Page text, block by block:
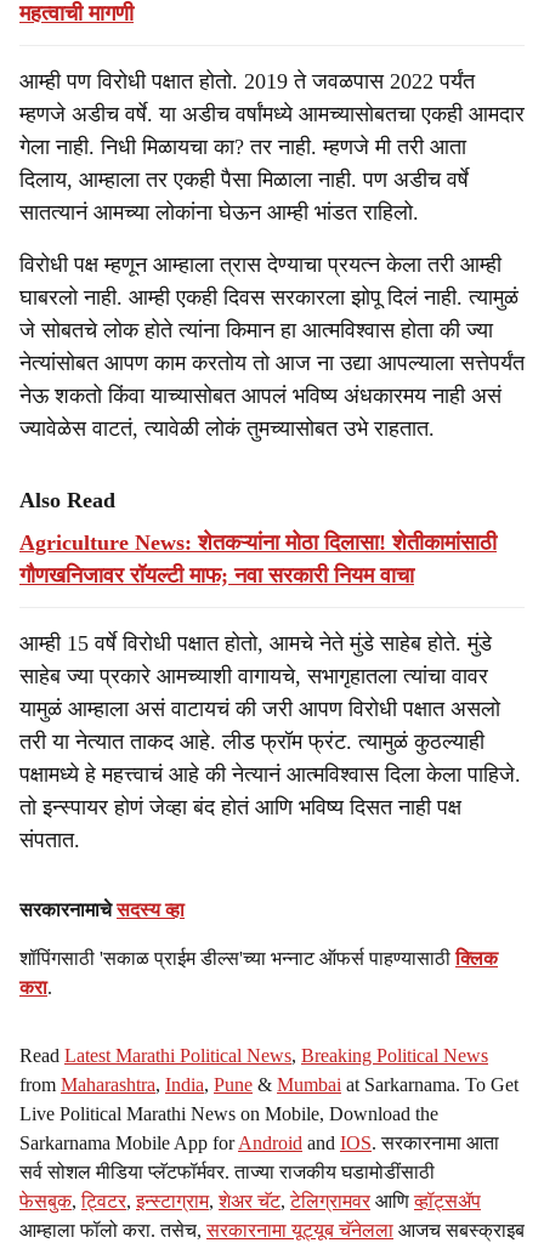
महत्वाची मागणी
आम्ही पण विरोधी पक्षात होतो. 2019 ते जवळपास 2022 पर्यंत
म्हणजे अडीच वर्षे. या अडीच वर्षांमध्ये आमच्यासोबतचा एकही आमदार
गेला नाही. निधी मिळायचा का? तर नाही. म्हणजे मी तरी आता
दिलाय, आम्हाला तर एकही पैसा मिळाला नाही. पण अडीच वर्षे
सातत्यानं आमच्या लोकांना घेऊन आम्ही भांडत राहिलो.
विरोधी पक्ष म्हणून आम्हाला त्रास देण्याचा प्रयत्न केला तरी आम्ही
घाबरलो नाही. आम्ही एकही दिवस सरकारला झोपू दिलं नाही. त्यामुळं
जे सोबतचे लोक होते त्यांना किमान हा आत्मविश्वास होता की ज्या
नेत्यांसोबत आपण काम करतोय तो आज ना उद्या आपल्याला सत्तेपर्यंत
नेऊ शकतो किंवा याच्यासोबत आपलं भविष्य अंधकारमय नाही असं
ज्यावेळेस वाटतं, त्यावेळी लोकं तुमच्यासोबत उभे राहतात.
Also Read
Agriculture News: शेतकऱ्यांना मोठा दिलासा! शेतीकामांसाठी
गौणखनिजावर रॉयल्टी माफ; नवा सरकारी नियम वाचा
आम्ही 15 वर्षे विरोधी पक्षात होतो, आमचे नेते मुंडे साहेब होते. मुंडे
साहेब ज्या प्रकारे आमच्याशी वागायचे, सभागृहातला त्यांचा वावर
यामुळं आम्हाला असं वाटायचं की जरी आपण विरोधी पक्षात असलो
तरी या नेत्यात ताकद आहे. लीड फ्रॉम फ्रंट. त्यामुळं कुठल्याही
पक्षामध्ये हे महत्त्वाचं आहे की नेत्यानं आत्मविश्वास दिला केला पाहिजे.
तो इन्स्पायर होणं जेव्हा बंद होतं आणि भविष्य दिसत नाही पक्ष
संपतात.
सरकारनामाचेसदस्य व्हा
शॉपिंगसाठी 'सकाळ प्राईम डील्स'च्या भन्नाट ऑफर्स पाहण्यासाठीक्लिक
करा.
Read Latest Marathi Political News, Breaking Political News
from Maharashtra, India, Pune & Mumbai at Sarkarnama. To Get
Live Political Marathi News on Mobile, Download the
Sarkarnama Mobile App forAndroid and IOS. सरकारनामा आता
सर्व सोशल मीडिया प्लॅटफॉर्मवर. ताज्या राजकीय घडामोडींसाठी
फेसबुक,ट्विटर,इन्स्टाग्राम,शेअर चॅट,टेलिग्रामवर आणिव्हॉट्सॲप
आम्हाला फॉलो करा. तसेच,सरकारनामा यूट्यूब चॅनेलला आजच सबस्क्राइब